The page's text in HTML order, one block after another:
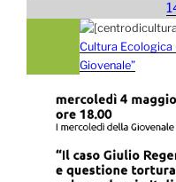
Cultura Ecologica
Giovenale”